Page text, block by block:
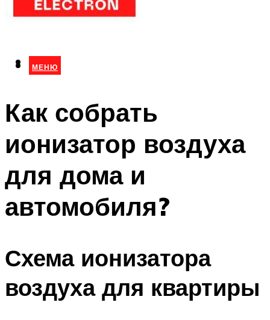
КЛИМАТИЧЕСКАЯ
МЕНЮ
МЕНЮ
Как собрать
ионизатор воздуха
для дома и
автомобиля?
Схема ионизатора
воздуха для квартиры